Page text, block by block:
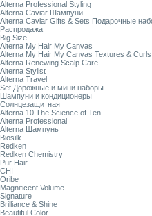
Alterna Professional Styling
Alterna Caviar Шампуни
Alterna Caviar Gifts & Sets Подарочные
Распродажа
Big Size
Alterna My Hair My Canvas
Alterna My Hair My Canvas Textures & Curls
Alterna Renewing Scalp Care
Alterna Stylist
Alterna Travel
Set Дорожные и мини наборы
Шампуни и кондиционеры
Солнцезащитная
Alterna 10 The Science of Ten
Alterna Professional
Alterna Шампунь
Biosilk
Redken
Redken Chemistry
Pur Hair
CHI
Oribe
Magnificent Volume
Signature
Brilliance & Shine
Beautiful Color